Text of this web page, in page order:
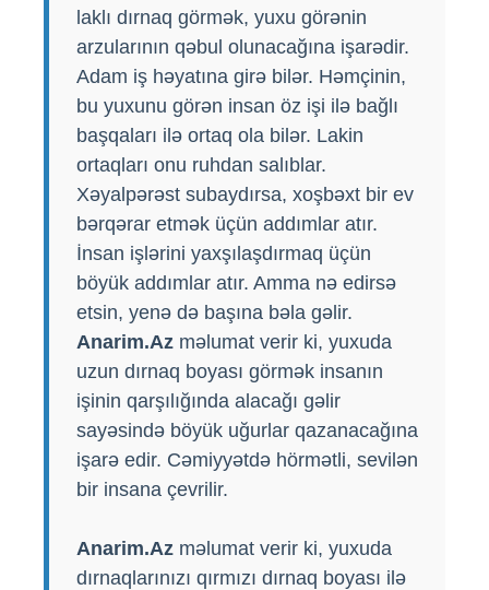
laklı dırnaq görmək, yuxu görənin
arzularının qəbul olunacağına işarədir.
Adam iş həyatına girə bilər. Həmçinin,
bu yuxunu görən insan öz işi ilə bağlı
başqaları ilə ortaq ola bilər. Lakin
ortaqları onu ruhdan salıblar.
Xəyalpərəst subaydırsa, xoşbəxt bir ev
bərqərar etmək üçün addımlar atır.
İnsan işlərini yaxşılaşdırmaq üçün
böyük addımlar atır. Amma nə edirsə
etsin, yenə də başına bəla gəlir.
Anarim.Az məlumat verir ki, yuxuda
uzun dırnaq boyası görmək insanın
işinin qarşılığında alacağı gəlir
sayəsində böyük uğurlar qazanacağına
işarə edir. Cəmiyyətdə hörmətli, sevilən
bir insana çevrilir.
Anarim.Az məlumat verir ki, yuxuda
dırnaqlarınızı qırmızı dırnaq boyası ilə